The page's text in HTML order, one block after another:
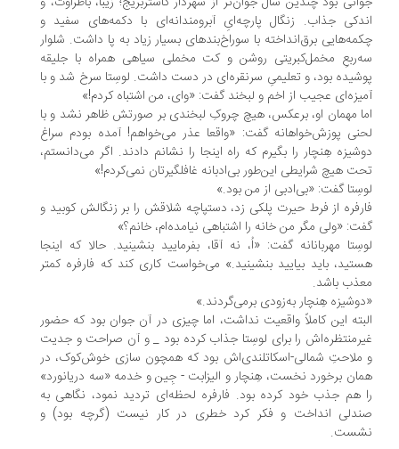
جذاب. زنگال پارچه‌ایِ آبرومندانه‌ای با دکمه‌های سفید و
برق‌انداخته با سوراخ‌بندهای بسیار زیاد به پا داشت. شلوار
مخمل‌کبریتی روشن و کت مخملی سیاهی همراه با جلیقه
بود، و تعلیمیِ سرنقره‌ای در دست داشت. لوسِتا سرخ شد و با
عجیب از اخم و لبخند گفت: «وای، من اشتباه کردم!»
مهمان او، برعکس، هیچ چروکِ لبخندی بر صورتش ظاهر نشد و با
پوزش‌خواهانه گفت: «واقعا عذر می‌خواهم! آمده بودم سراغ
هِنچار را بگیرم که راه اینجا را نشانم دادند. اگر می‌دانستم،
هیچ شرایطی این‌طور بی‌ادبانه غافلگیرتان نمی‌کردم!»
گفت: «بی‌ادبی از من بود.»
از فرط حیرت پلکی زد، دستپاچه شلاقش را بر زنگالش کوبید و
«ولی مگر من خانه را اشتباهی نیامده‌ام، خانم؟»
مهربانانه گفت: «اُ، نه آقا، بفرمایید بنشینید. حالا که اینجا
باید بیایید بنشینید.» می‌خواست کاری کند که فارفره کمتر
باشد.
هِنچار به‌زودی برمی‌گردند.»
این کاملاً واقعیت نداشت، اما چیزی در آن جوان بود که حضور
را برای لوسِتا جذاب کرده بود _ و آن صراحت و جدیت
ملاحتِ شمالی-اسکاتلندی‌اش بود که همچون سازی خوش‌کوک، در
برخورد نخست، هِنچار و الیزابت - جِین و خدمه «سه دریانورد»
هم جذب خود کرده بود. فارفره لحظه‌ای تردید نمود، نگاهی به
انداخت و فکر کرد خطری در کار نیست (گرچه بود) و